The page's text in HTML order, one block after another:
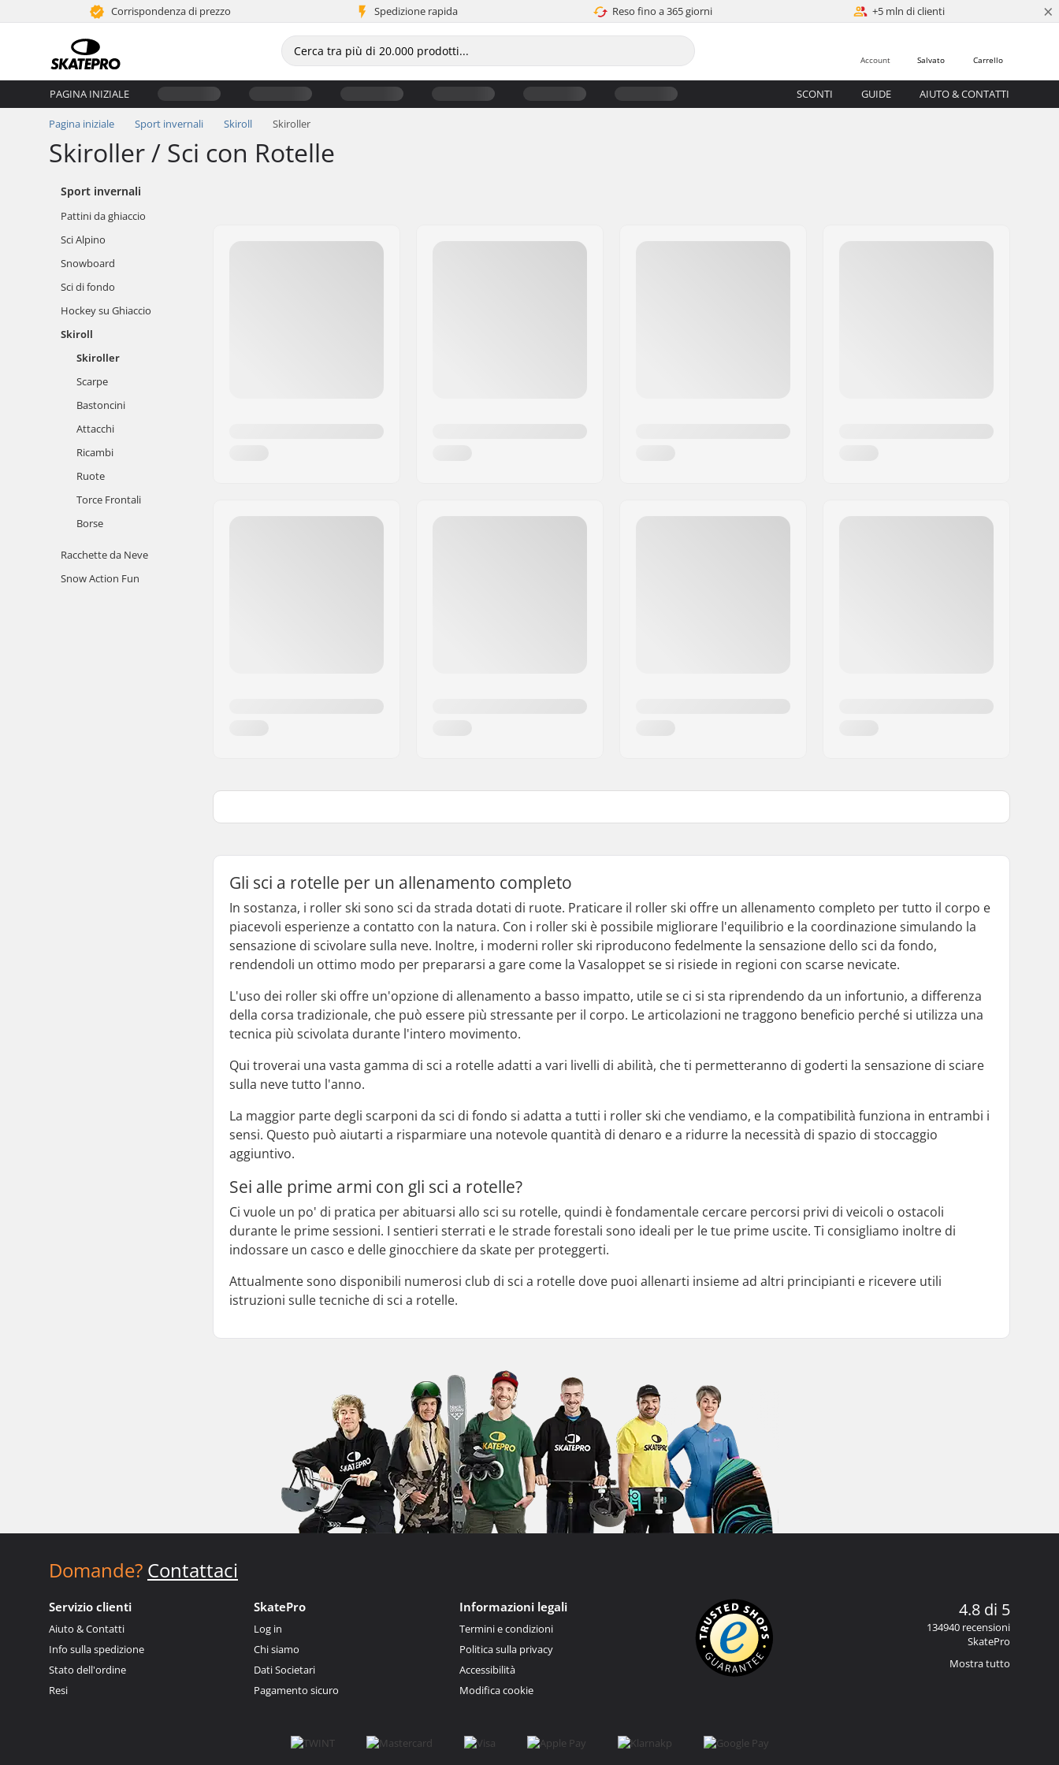
Corrispondenza di prezzo Spedizione rapida Reso fino a 365 giorni +5 mln di clienti ×
Carrello
Salvato
Account
PAGINA INIZIALE SCONTI GUIDE AIUTO & CONTATTI
Pagina iniziale Sport invernali Skiroll Skiroller
Skiroller / Sci con Rotelle
Sport invernali
Pattini da ghiaccio
Sci Alpino
Snowboard
Sci di fondo
Hockey su Ghiaccio
Skiroll
Skiroller
Scarpe
Bastoncini
Attacchi
Ricambi
Ruote
Torce Frontali
Borse
Racchette da Neve
Snow Action Fun
Gli sci a rotelle per un allenamento completo
In sostanza, i roller ski sono sci da strada dotati di ruote. Praticare il roller ski offre un allenamento completo per tutto il corpo e
piacevoli esperienze a contatto con la natura. Con i roller ski è possibile migliorare l'equilibrio e la coordinazione simulando la
sensazione di scivolare sulla neve. Inoltre, i moderni roller ski riproducono fedelmente la sensazione dello sci da fondo,
rendendoli un ottimo modo per prepararsi a gare come la Vasaloppet se si risiede in regioni con scarse nevicate.
L'uso dei roller ski offre un'opzione di allenamento a basso impatto, utile se ci si sta riprendendo da un infortunio, a differenza
della corsa tradizionale, che può essere più stressante per il corpo. Le articolazioni ne traggono beneficio perché si utilizza una
tecnica più scivolata durante l'intero movimento.
Qui troverai una vasta gamma di sci a rotelle adatti a vari livelli di abilità, che ti permetteranno di goderti la sensazione di sciare
sulla neve tutto l'anno.
La maggior parte degli scarponi da sci di fondo si adatta a tutti i roller ski che vendiamo, e la compatibilità funziona in entrambi i
sensi. Questo può aiutarti a risparmiare una notevole quantità di denaro e a ridurre la necessità di spazio di stoccaggio
aggiuntivo.
Sei alle prime armi con gli sci a rotelle?
Ci vuole un po' di pratica per abituarsi allo sci su rotelle, quindi è fondamentale cercare percorsi privi di veicoli o ostacoli
durante le prime sessioni. I sentieri sterrati e le strade forestali sono ideali per le tue prime uscite. Ti consigliamo inoltre di
indossare un casco e delle ginocchiere da skate per proteggerti.
Attualmente sono disponibili numerosi club di sci a rotelle dove puoi allenarti insieme ad altri principianti e ricevere utili
istruzioni sulle tecniche di sci a rotelle.
Domande? Contattaci
Servizio clienti
Aiuto & Contatti
Info sulla spedizione
Stato dell'ordine
Resi
SkatePro
Log in
Chi siamo
Dati Societari
Pagamento sicuro
Informazioni legali
Termini e condizioni
Politica sulla privacy
Accessibilità
Modifica cookie
4.8 di 5
134940 recensioni
SkatePro
Mostra tutto